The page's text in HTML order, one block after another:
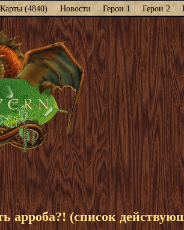
Карты (4840) Новости Герои 1 Герои 2
арроба?! (список